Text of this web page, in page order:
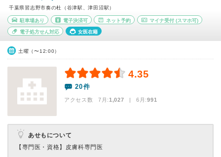
千葉県習志野市奏の杜（谷津駅、津田沼駅）
駐車場あり 電子決済可 ネット予約 マイナ受付 (スマホ可)
電子処方せん対応 女医在籍
土曜（〜12:00）
4.35
20件
アクセス数 7月:1,027 | 6月:991
あせもについて
【専門医・資格】 皮膚科専門医